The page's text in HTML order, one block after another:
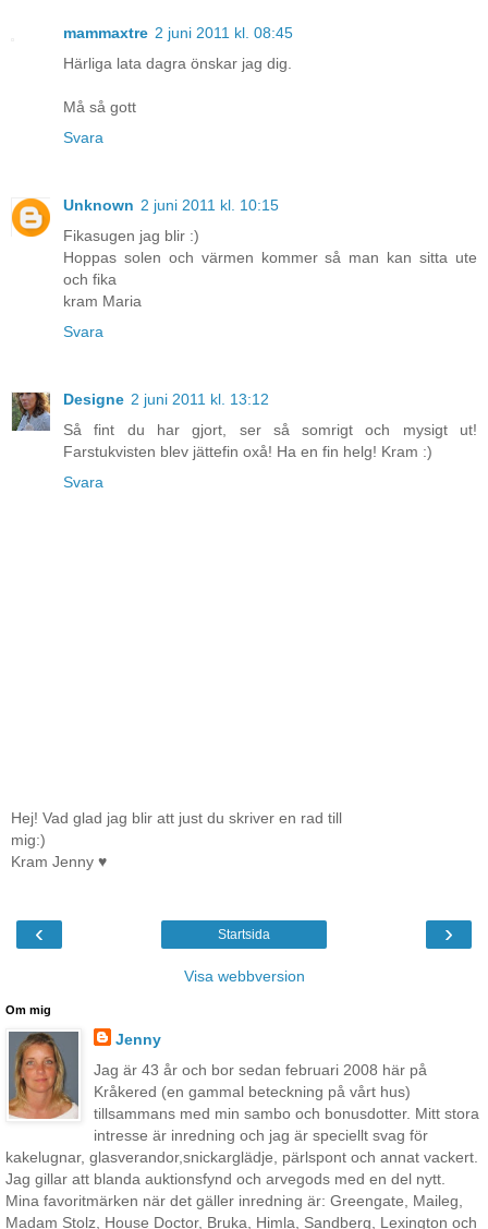
mammaxtre 2 juni 2011 kl. 08:45
Härliga lata dagra önskar jag dig.
Må så gott
Svara
Unknown 2 juni 2011 kl. 10:15
Fikasugen jag blir :)
Hoppas solen och värmen kommer så man kan sitta ute
och fika
kram Maria
Svara
Designe 2 juni 2011 kl. 13:12
Så fint du har gjort, ser så somrigt och mysigt ut!
Farstukvisten blev jättefin oxå! Ha en fin helg! Kram :)
Svara
Hej! Vad glad jag blir att just du skriver en rad till
mig:)
Kram Jenny ♥
‹ ›
Startsida
Visa webbversion
Om mig
Jenny
Jag är 43 år och bor sedan februari 2008 här på
Kråkered (en gammal beteckning på vårt hus)
tillsammans med min sambo och bonusdotter. Mitt stora
intresse är inredning och jag är speciellt svag för
kakelugnar, glasverandor,snickarglädje, pärlspont och annat vackert.
Jag gillar att blanda auktionsfynd och arvegods med en del nytt.
Mina favoritmärken när det gäller inredning är: Greengate, Maileg,
Madam Stolz, House Doctor, Bruka, Himla, Sandberg, Lexington och